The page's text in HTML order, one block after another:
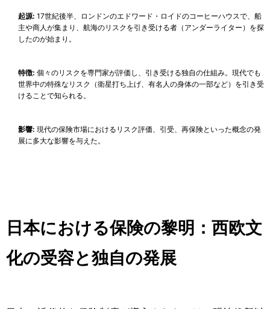
起源: 17世紀後半、ロンドンのエドワード・ロイドのコーヒーハウスで、船
主や商人が集まり、航海のリスクを引き受ける者（アンダーライター）を探
したのが始まり。
特徴: 個々のリスクを専門家が評価し、引き受ける独自の仕組み。現代でも
世界中の特殊なリスク（衛星打ち上げ、有名人の身体の一部など）を引き受
けることで知られる。
影響: 現代の保険市場におけるリスク評価、引受、再保険といった概念の発
展に多大な影響を与えた。
日本における保険の黎明：西欧文
化の受容と独自の発展